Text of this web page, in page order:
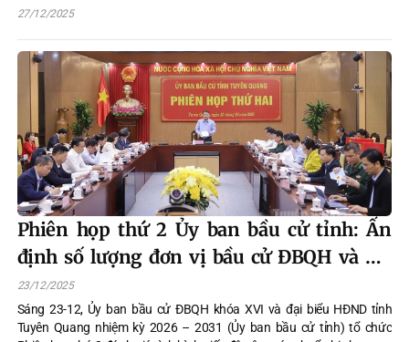
và đại biểu Hội đồng nhân dân các cấp
nhiệm kỳ 2026-2031
27/12/2025
Phiên họp thứ 2 Ủy ban bầu cử tỉnh: Ấn
định số lượng đơn vị bầu cử ĐBQH và đại
biểu HĐND tỉnh
23/12/2025
Sáng 23-12, Ủy ban bầu cử ĐBQH khóa XVI và đại biểu HĐND tỉnh
Tuyên Quang nhiệm kỳ 2026 – 2031 (Ủy ban bầu cử tỉnh) tổ chức